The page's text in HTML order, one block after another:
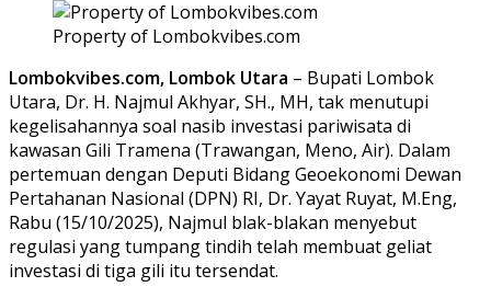
Property of Lombokvibes.com
Lombokvibes.com, Lombok Utara – Bupati Lombok
Utara, Dr. H. Najmul Akhyar, SH., MH, tak menutupi
kegelisahannya soal nasib investasi pariwisata di
kawasan Gili Tramena (Trawangan, Meno, Air). Dalam
pertemuan dengan Deputi Bidang Geoekonomi Dewan
Pertahanan Nasional (DPN) RI, Dr. Yayat Ruyat, M.Eng,
Rabu (15/10/2025), Najmul blak-blakan menyebut
regulasi yang tumpang tindih telah membuat geliat
investasi di tiga gili itu tersendat.